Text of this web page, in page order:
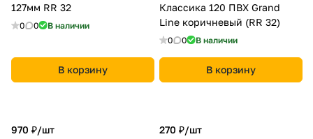
127мм RR 32
0 0 В наличии
В корзину
Классика 120 ПВХ Grand
Line коричневый (RR 32)
0 0 В наличии
В корзину
970 ₽/шт
270 ₽/шт